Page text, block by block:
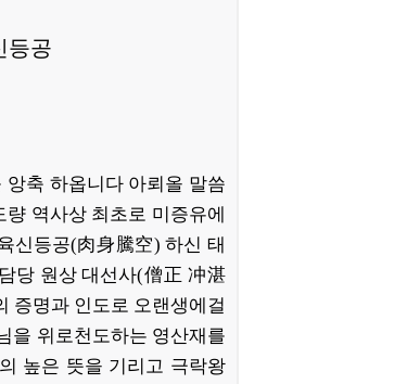
등공
축 하옵니다 아뢰올 말씀
역사상 최초로 미증유에
신등공(肉身騰空) 하신 태
당 원상 대선사(僧正冲湛
증명과 인도로 오랜생에걸
을 위로천도하는 영산재를
높은 뜻을 기리고 극락왕